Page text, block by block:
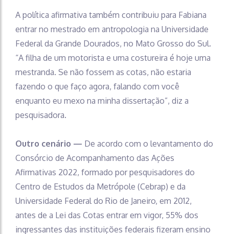
A política afirmativa também contribuiu para Fabiana
entrar no mestrado em antropologia na Universidade
Federal da Grande Dourados, no Mato Grosso do Sul.
“A filha de um motorista e uma costureira é hoje uma
mestranda. Se não fossem as cotas, não estaria
fazendo o que faço agora, falando com você
enquanto eu mexo na minha dissertação”, diz a
pesquisadora.
Outro cenário — De acordo com o levantamento do
Consórcio de Acompanhamento das Ações
Afirmativas 2022, formado por pesquisadores do
Centro de Estudos da Metrópole (Cebrap) e da
Universidade Federal do Rio de Janeiro, em 2012,
antes de a Lei das Cotas entrar em vigor, 55% dos
ingressantes das instituições federais fizeram ensino